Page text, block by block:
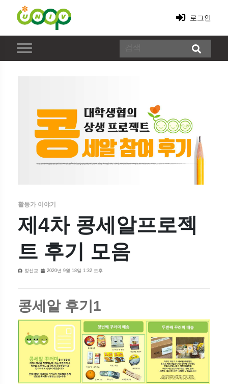
로그인
활동가 이야기
제4차 콩세알프로젝
트 후기 모음
정선교 2020년 9월 18일 1:32 오후
콩세알 후기1